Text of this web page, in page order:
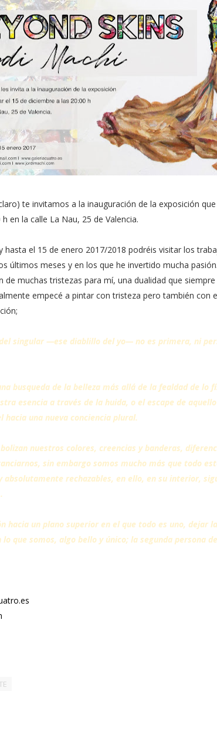
te invitamos a la inauguración de la exposición
en la calle La Nau, 25 de Valencia.
hasta el 15 de enero 2017/2018 podréis visitar los
últimos meses y en los que he invertido mucha
de muchas tristezas para mí, una dualidad que
empecé a pintar con tristeza pero también con
singular —ese diablillo del yo— no es primera, ni
busqueda de la belleza más allá de la fealdad de lo
esencia a través de la huida, o el escape de
una nueva conciencia plural.
nuestros colores, creencias y banderas,
sin embargo somos mucho más que todo
absolutamente rechazables, en ello, en su interior,
hacia un plano superior en el que todo es uno, dejar
que somos, algo bello y único; la segunda persona